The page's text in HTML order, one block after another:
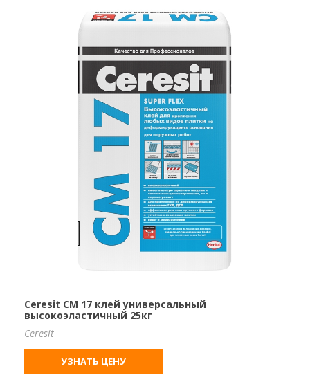
Ceresit CM 17 клей универсальный
высокоэластичный 25кг
Ceresit
УЗНАТЬ ЦЕНУ